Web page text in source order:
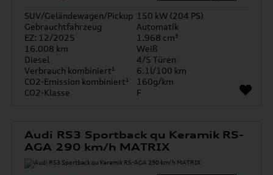
SUV/Geländewagen/Pickup 150 kW (204 PS)
Gebrauchtfahrzeug
Automatik
EZ: 12/2025
1.968 cm³
16.008 km
Weiß
Diesel
4/5 Türen
Verbrauch kombiniert¹
6.1l/100 km
CO2-Emission kombiniert¹
160g/km
CO2-Klasse
F
Audi RS3 Sportback qu Keramik RS-
AGA 290 km/h MATRIX